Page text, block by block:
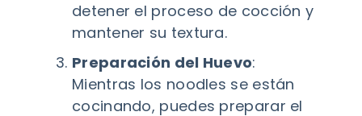
detener el proceso de cocción y
mantener su textura.
Preparación del Huevo:
Mientras los noodles se están
cocinando, puedes preparar el